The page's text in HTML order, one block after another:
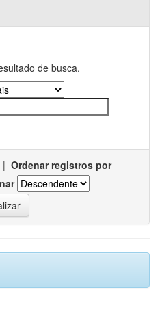
de busca.
| Ordenar registros por